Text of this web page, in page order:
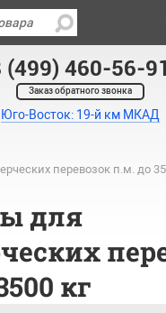
(499) 460-56-91
Заказ обратного звонка
Юго-Восток: 19-й км МКАД
перевозок п.м. до
для
кг